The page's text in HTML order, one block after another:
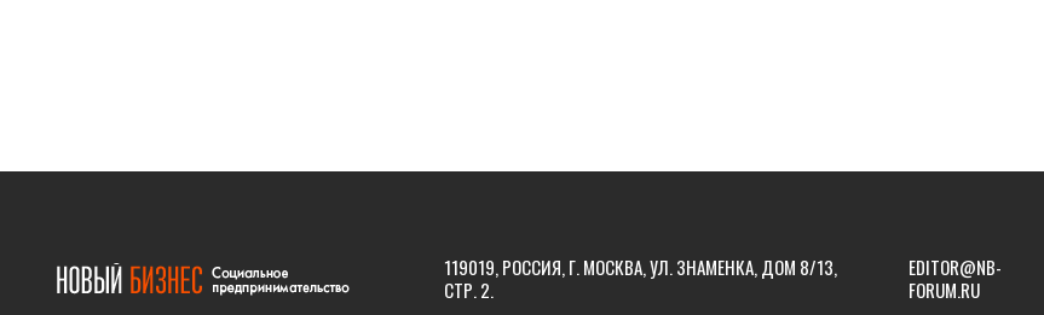
119019, РОССИЯ, Г. МОСКВА, УЛ. ЗНАМЕНКА, ДОМ 8/13,
СТР. 2.
EDITOR@NB-
FORUM.RU